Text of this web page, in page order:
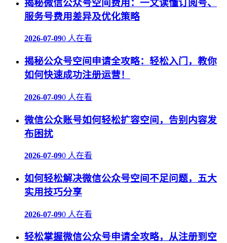
揭秘微信公众号空间费用：一文读懂订阅号、
服务号费用差异及优化策略
2026-07-090 人在看
揭秘公众号空间申请全攻略：轻松入门，教你
如何快速成功注册运营！
2026-07-090 人在看
微信公众账号如何轻松扩容空间，告别内容发
布困扰
2026-07-090 人在看
如何轻松解决微信公众号空间不足问题，五大
实用技巧分享
2026-07-090 人在看
轻松掌握微信公众号申请全攻略，从注册到空